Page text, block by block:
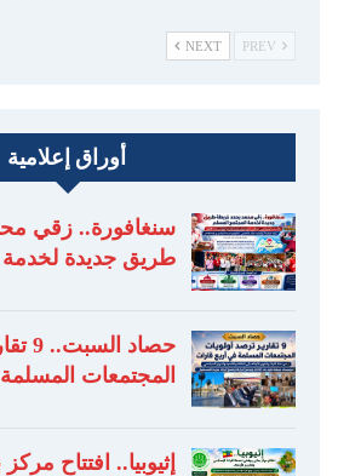
NEXT
أوراق إعلامية
سنغافورة.. زقي
طريق جديدة لخدمة
حصاد
المجتمعات
إثيوبيا.. افتتاح